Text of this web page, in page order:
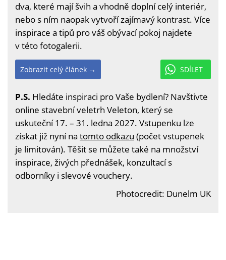
dva, které mají švih a vhodně doplní celý interiér,
nebo s ním naopak vytvoří zajímavý kontrast. Více
inspirace a tipů pro váš obývací pokoj najdete
v této fotogalerii.
SDÍLET
Zobrazit celý článek →
P.S. Hledáte inspiraci pro Vaše bydlení? Navštivte
online stavební veletrh Veleton, který se
uskuteční 17. – 31. ledna 2027. Vstupenku lze
získat již nyní na tomto odkazu (počet vstupenek
je limitován). Těšit se můžete také na množství
inspirace, živých přednášek, konzultací s
odborníky i slevové vouchery.
Photocredit: Dunelm UK